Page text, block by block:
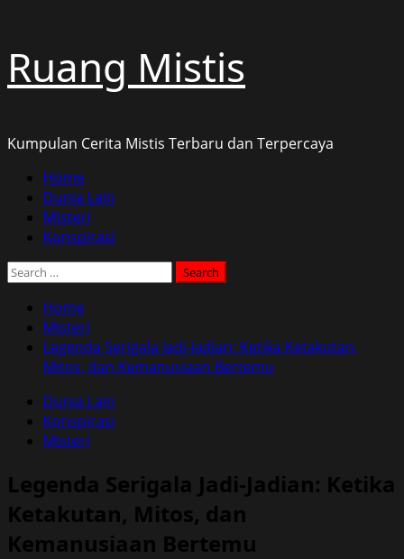
to
content
Ruang Mistis
Kumpulan Cerita Mistis Terbaru dan Terpercaya
Primary
Menu
Home
Dunia Lain
Misteri
Konspirasi
Search
Home
Misteri
Legenda Serigala Jadi-Jadian: Ketika Ketakutan,
Mitos, dan Kemanusiaan Bertemu
Dunia Lain
Konspirasi
Misteri
Legenda Serigala Jadi-Jadian: Ketika
Ketakutan, Mitos, dan
Kemanusiaan Bertemu